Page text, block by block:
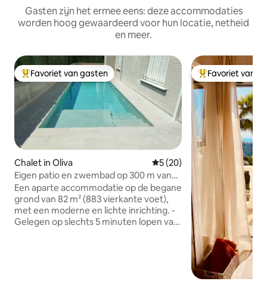
Gasten zijn het ermee eens: deze accommodaties
worden hoog gewaardeerd voor hun locatie, netheid
en meer.
Topfavoriet van gasten
Favoriet van gasten
Chalet in Oliva Gemiddelde beoordeling
5 (20)
Eigen patio en zwembad op 300 m van
het strand
Een aparte accommodatie op de begane
grond van 82 m² (883 vierkante voet),
met een moderne en lichte inrichting. -
Gelegen op slechts 5 minuten lopen van
Topfavoriet van
Favoriet van